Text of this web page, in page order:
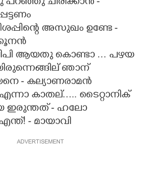
അസുഖം ഉണ്ടേ -
ആയതു കൊണ്ടാ … പഴയ
ഞാന്
- കല്യാണരാമൻ
കാതല്….. ടൈറ്റാനിക്
ഇരുന്തത് - ഹലോ
- മായാവി
ADVERTISEMENT